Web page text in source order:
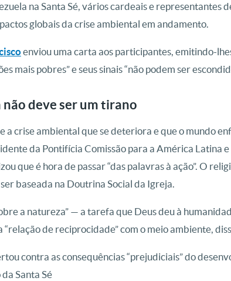
na Santa Sé, vários cardeais e representantes
globais da crise ambiental em andamento.
enviou uma carta aos participantes, emitindo-
mais pobres” e seus sinais “não podem ser
não deve ser um tirano
a crise ambiental que se deteriora e que o mundo
da Pontifícia Comissão para a América Latina
que é hora de passar “das palavras à ação”. O
baseada na Doutrina Social da Igreja.
a natureza” — a tarefa que Deus deu à
“relação de reciprocidade” com o meio ambiente,
contra as consequências “prejudiciais” do
Santa Sé